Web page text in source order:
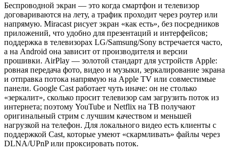
Беспроводной экран — это когда смартфон и телевизор
договариваются на лету, а трафик проходит через роутер или
напрямую. Miracast рисует экран «как есть», без посредников
приложений, что удобно для презентаций и интерфейсов;
поддержка в телевизорах LG/Samsung/Sony встречается часто,
а на Android она зависит от производителя и версии
прошивки. AirPlay — золотой стандарт для устройств Apple:
ровная передача фото, видео и музыки, зеркалирование экрана
и отправка потока напрямую на Apple TV или совместимые
панели. Google Cast работает чуть иначе: он не столько
«зеркалит», сколько просит телевизор сам загрузить поток из
интернета; поэтому YouTube и Netflix на ТВ получают
оригинальный стрим с лучшим качеством и меньшей
нагрузкой на телефон. Для локального видео есть клиенты с
поддержкой Cast, которые умеют «скармливать» файлы через
DLNA/UPnP или проксировать поток.